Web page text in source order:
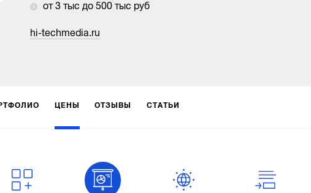
от 3 тыс до 500 тыс руб
hi-techmedia.ru
ЦЕНЫ ОТЗЫВЫ СТАТЬИ